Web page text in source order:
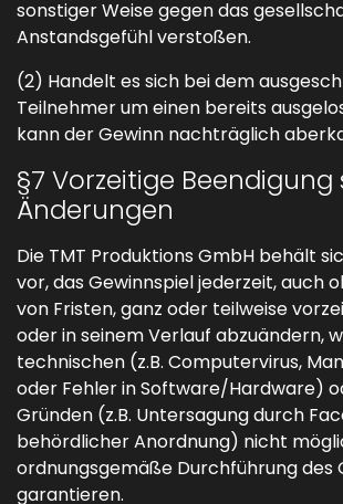
sonstiger Weise gegen das
Anstandsgefühl verstoßen.
(2) Handelt es sich bei dem
Teilnehmer um einen bereits
kann der Gewinn nachträglich
§7 Vorzeitige Beendigung
Änderungen
Die TMT Produktions GmbH behält
vor, das Gewinnspiel jederzeit, auch
von Fristen, ganz oder teilweise
oder in seinem Verlauf abzuändern,
technischen (z.B. Computervirus,
oder Fehler in Software/Hardware)
Gründen (z.B. Untersagung durch
behördlicher Anordnung) nicht
ordnungsgemäße Durchführung des
garantieren.